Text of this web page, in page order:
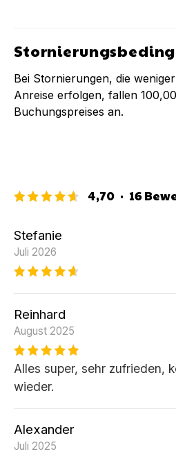
Bei Stornierungen, die
Anreise erfolgen, fallen
Buchungspreises an.
4,70 · 16
Stefanie
Juli 2026
Reinhard
August 2025
Alles super, sehr zufrieden,
wieder.
Alexander
Juli 2025